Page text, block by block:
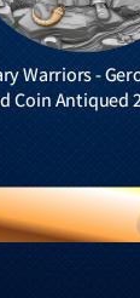
Warriors -
Coin Antiqued